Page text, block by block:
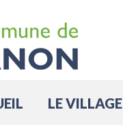
LE VILLAGE